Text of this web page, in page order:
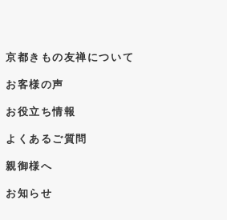
京都きもの友禅について
お客様の声
お役立ち情報
よくあるご質問
親御様へ
お知らせ